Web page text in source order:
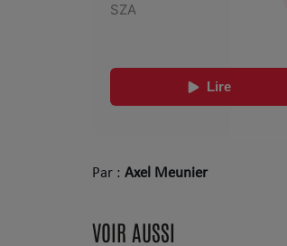
MY SOUL ADDICT
Service Commercial
Par : Axel Meunier
VOIR AUSSI